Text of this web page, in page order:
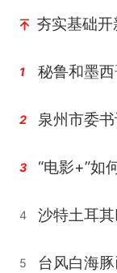
夯实基础开
1 秘鲁和墨
2 泉州市委
3
4
5 台风白海